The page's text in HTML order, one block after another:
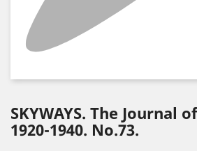
SKYWAYS. The Journal
1920-1940. No.73.